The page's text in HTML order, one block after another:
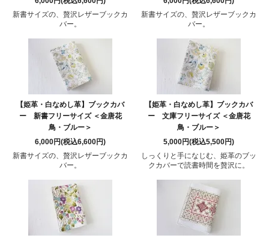
新書サイズの、贅沢レザーブックカ
バー。
新書サイズの、贅沢レザーブックカ
バー。
【姫革・白なめし革】ブックカバ
ー 新書フリーサイズ ＜金唐花
鳥・ブルー＞
6,000円(税込6,600円)
新書サイズの、贅沢レザーブックカ
バー。
【姫革・白なめし革】ブックカバ
ー 文庫フリーサイズ ＜金唐花
鳥・ブルー＞
5,000円(税込5,500円)
しっくりと手になじむ、姫革のブッ
クカバーで読書時間を贅沢に。